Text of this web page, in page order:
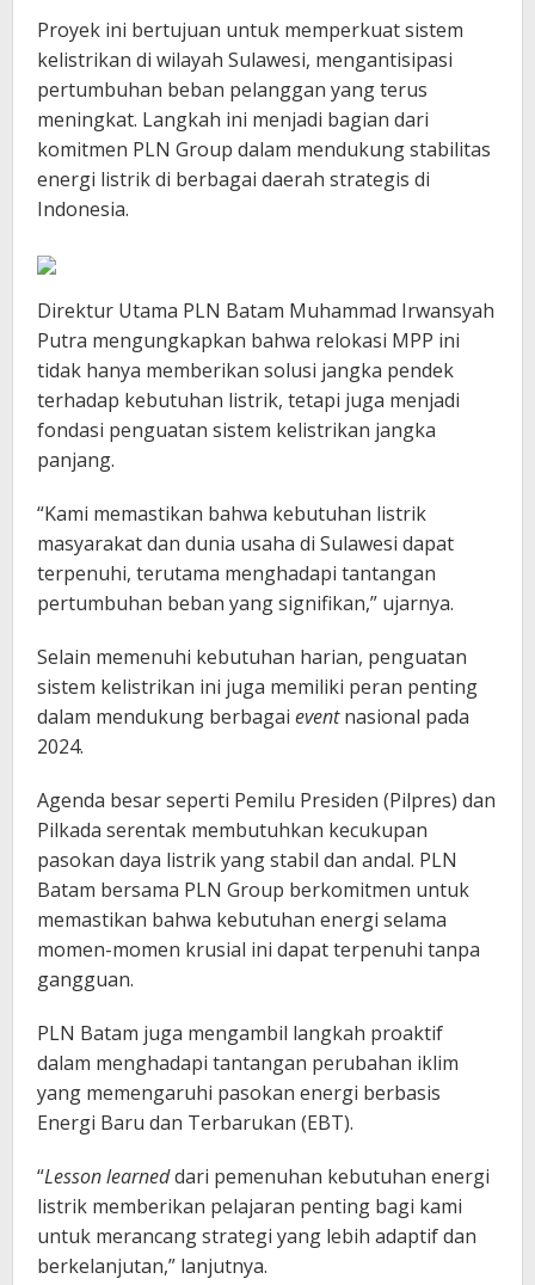
Proyek ini bertujuan untuk memperkuat sistem
kelistrikan di wilayah Sulawesi, mengantisipasi
pertumbuhan beban pelanggan yang terus
meningkat. Langkah ini menjadi bagian dari
komitmen PLN Group dalam mendukung stabilitas
energi listrik di berbagai daerah strategis di
Indonesia.
Direktur Utama PLN Batam Muhammad Irwansyah
Putra mengungkapkan bahwa relokasi MPP ini
tidak hanya memberikan solusi jangka pendek
terhadap kebutuhan listrik, tetapi juga menjadi
fondasi penguatan sistem kelistrikan jangka
panjang.
“Kami memastikan bahwa kebutuhan listrik
masyarakat dan dunia usaha di Sulawesi dapat
terpenuhi, terutama menghadapi tantangan
pertumbuhan beban yang signifikan,” ujarnya.
Selain memenuhi kebutuhan harian, penguatan
sistem kelistrikan ini juga memiliki peran penting
dalam mendukung berbagai eventnasional pada
2024.
Agenda besar seperti Pemilu Presiden (Pilpres) dan
Pilkada serentak membutuhkan kecukupan
pasokan daya listrik yang stabil dan andal. PLN
Batam bersama PLN Group berkomitmen untuk
memastikan bahwa kebutuhan energi selama
momen-momen krusial ini dapat terpenuhi tanpa
gangguan.
PLN Batam juga mengambil langkah proaktif
dalam menghadapi tantangan perubahan iklim
yang memengaruhi pasokan energi berbasis
Energi Baru dan Terbarukan (EBT).
“Lesson learneddari pemenuhan kebutuhan energi
listrik memberikan pelajaran penting bagi kami
untuk merancang strategi yang lebih adaptif dan
berkelanjutan,” lanjutnya.